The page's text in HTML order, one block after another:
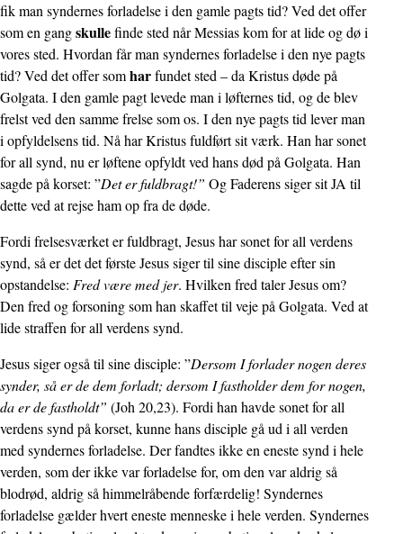
fik man syndernes forladelse i den gamle pagts tid? Ved det offer
som en gangskullefinde sted når Messias kom for at lide og dø i
vores sted. Hvordan får man syndernes forladelse i den nye pagts
tid? Ved det offer somharfundet sted – da Kristus døde på
Golgata. I den gamle pagt levede man i løfternes tid, og de blev
frelst ved den samme frelse som os. I den nye pagts tid lever man
i opfyldelsens tid. Nå har Kristus fuldført sit værk. Han har sonet
for all synd, nu er løftene opfyldt ved hans død på Golgata. Han
sagde på korset: ”Det er fuldbragt!” Og Faderens siger sit JA til
dette ved at rejse ham op fra de døde.
Fordi frelsesværket er fuldbragt, Jesus har sonet for all verdens
synd, så er det det første Jesus siger til sine disciple efter sin
opstandelse: Fred være med jer. Hvilken fred taler Jesus om?
Den fred og forsoning som han skaffet til veje på Golgata. Ved at
lide straffen for all verdens synd.
Jesus siger også til sine disciple: ”Dersom I forlader nogen deres
synder, så er de dem forladt; dersom I fastholder dem for nogen,
da er de fastholdt” (Joh 20,23). Fordi han havde sonet for all
verdens synd på korset, kunne hans disciple gå ud i all verden
med syndernes forladelse. Der fandtes ikke en eneste synd i hele
verden, som der ikke var forladelse for, om den var aldrig så
blodrød, aldrig så himmelråbende forfærdelig! Syndernes
forladelse gælder hvert eneste menneske i hele verden. Syndernes